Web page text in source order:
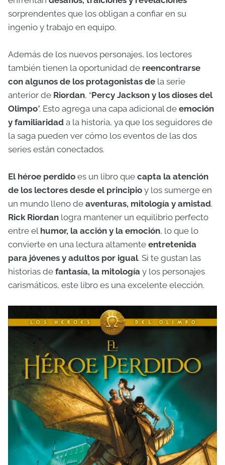
sorprendentes que los obligan a confiar en su
ingenio y trabajo en equipo.
Además de los nuevos personajes, los lectores
también tienen la oportunidad de reencontrarse
con algunos de los protagonistas de la serie
anterior de Riordan, “Percy Jackson y los dioses del
Olimpo”. Esto agrega una capa adicional de emoción
y familiaridad a la historia, ya que los seguidores de
la saga pueden ver cómo los eventos de las dos
series están conectados.
El héroe perdido es un libro que capta la atención
de los lectores desde el principio y los sumerge en
un mundo lleno de aventuras, mitología y amistad.
Rick Riordan logra mantener un equilibrio perfecto
entre el humor, la acción y la emoción, lo que lo
convierte en una lectura altamente entretenida
para jóvenes y adultos por igual. Si te gustan las
historias de fantasía, la mitología y los personajes
carismáticos, este libro es una excelente elección.